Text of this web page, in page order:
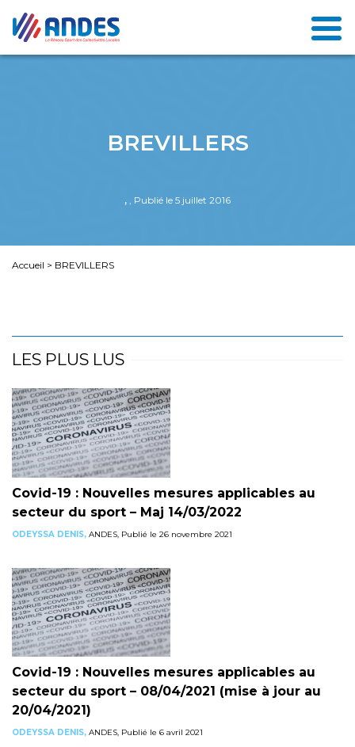
BREVILLERS
, , Publié le 5 juillet 2016
Accueil > BREVILLERS
LES PLUS LUS
Covid-19 : Nouvelles mesures applicables au
secteur du sport – Maj 14/03/2022
ODEYSSA DENIS, ANDES, Publié le 26 novembre 2021
Covid-19 : Nouvelles mesures applicables au
secteur du sport – 08/04/2021 (mise à jour au
20/04/2021)
ODEYSSA DENIS, ANDES, Publié le 6 avril 2021